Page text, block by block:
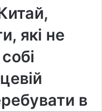
які не
в